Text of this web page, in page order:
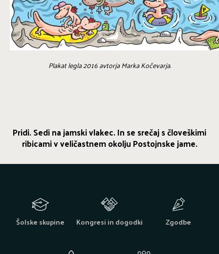
Plakat legla 2016 avtorja Marka Kočevarja.
Pridi. Sedi na jamski vlakec. In se srečaj s človeškimi
ribicami v veličastnem okolju Postojnske jame.
Šolske skupine Kongresi in dogodki Zgodbe